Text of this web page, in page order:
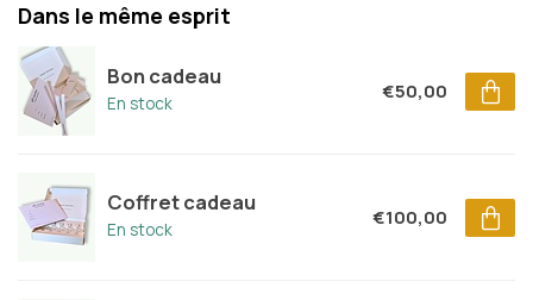
Dans le même esprit
Bon cadeau
En stock €50,00
Coffret cadeau
En stock €100,00